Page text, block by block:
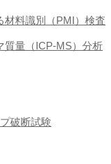
材料識別（PMI）検査
質量（ICP-MS）分析
破断試験